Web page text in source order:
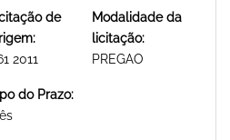
de
2011
Modalidade da
licitação:
PREGAO
do Prazo: